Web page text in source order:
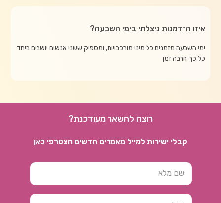
איזו הזדמנות ניצלתי בימי השבעה?
ימי השבעה מזמנים כל מיני מורכבויות, ומספיק ששני אנשים יושבים ביחד
כל כך הרבה זמן
רוצה להשאר מעודכנת?
קבלי ישירות למייל מאמרים חדשים הצטרפי כאן